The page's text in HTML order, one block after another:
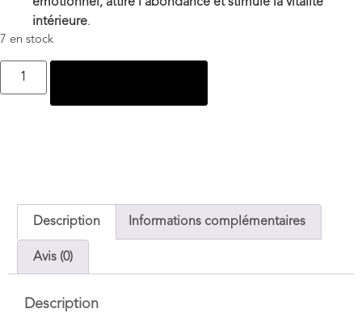
intérieure.
7 en stock
Description Informations complémentaires
Avis (0)
Description